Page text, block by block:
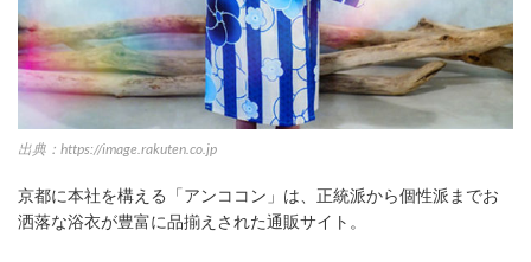
出典：https://image.rakuten.co.jp
京都に本社を構える「アンココン」は、正統派から個性派までお
洒落な浴衣が豊富に品揃えされた通販サイト。